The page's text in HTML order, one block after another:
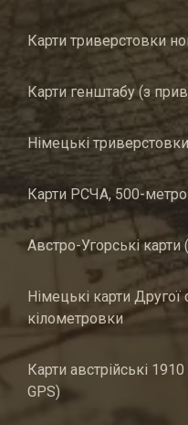
Карти триверстовки
Карти генштабу (з
Німецькі триверстовки
Карти РСЧА, 500-
Австро-Угорські карти
Німецькі карти Другої
кілометровки
Карти австрійські
GPS)